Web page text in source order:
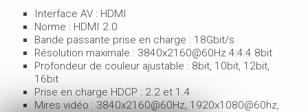
Interface AV : HDMI
Norme : HDMI 2.0
Bande passante prise en charge : 18Gbit/s
Résolution maximale : 3840x2160@60Hz 4:4:4 8bit
Profondeur de couleur ajustable : 8bit, 10bit, 12bit,
16bit
Prise en charge HDCP : 2.2 et 1.4
Mires vidéo : 3840x2160@60Hz, 1920x1080@60hz,